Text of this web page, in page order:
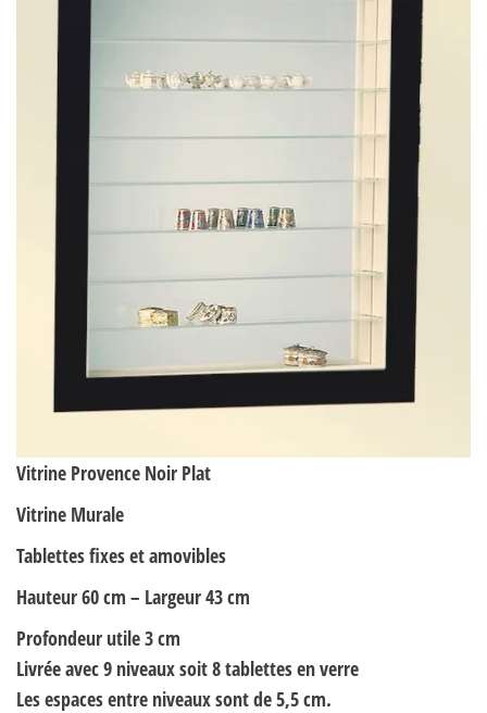
Vitrine Provence Noir Plat
Vitrine Murale
Tablettesfixeset amovibles
Hauteur 60 cm – Largeur 43 cm
Profondeur utile 3 cm
Livrée avec 9 niveaux soit 8 tablettes en verre
Les espaces entre niveaux sont de 5,5 cm.